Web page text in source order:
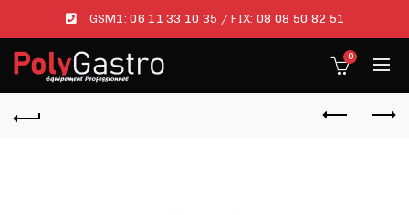
GSM1:06 11 33 10 35 / FIX: 08 08 50 82 51
0